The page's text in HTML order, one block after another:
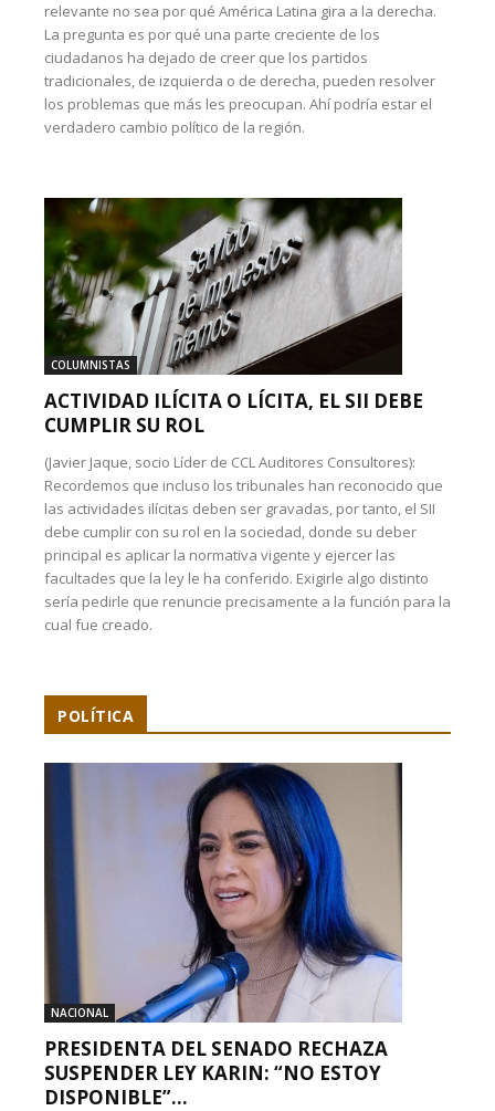
relevante no sea por qué América Latina gira a la derecha.
La pregunta es por qué una parte creciente de los
ciudadanos ha dejado de creer que los partidos
tradicionales, de izquierda o de derecha, pueden resolver
los problemas que más les preocupan. Ahí podría estar el
verdadero cambio político de la región.
COLUMNISTAS
ACTIVIDAD ILÍCITA O LÍCITA, EL SII DEBE
CUMPLIR SU ROL
(Javier Jaque, socio Líder de CCL Auditores Consultores):
Recordemos que incluso los tribunales han reconocido que
las actividades ilícitas deben ser gravadas, por tanto, el SII
debe cumplir con su rol en la sociedad, donde su deber
principal es aplicar la normativa vigente y ejercer las
facultades que la ley le ha conferido. Exigirle algo distinto
sería pedirle que renuncie precisamente a la función para la
cual fue creado.
POLÍTICA
NACIONAL
PRESIDENTA DEL SENADO RECHAZA
SUSPENDER LEY KARIN: “NO ESTOY
DISPONIBLE”...